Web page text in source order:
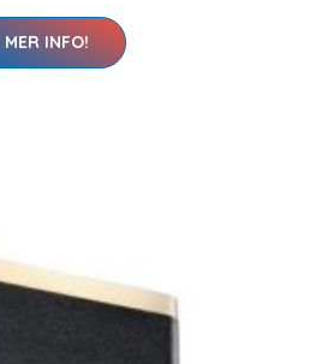
MER INFO!